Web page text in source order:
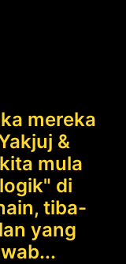
mereka
&
mula
di
tiba-
yang